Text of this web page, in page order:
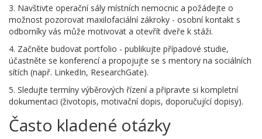
3. Navštivte operační sály místních nemocnic a požádejte o
možnost pozorovat maxilofaciální zákroky - osobní kontakt s
odborníky vás může motivovat a otevřít dveře k stáži.
4. Začněte budovat portfolio - publikujte případové studie,
účastněte se konferencí a propojujte se s mentory na sociálních
sítích (např. LinkedIn, ResearchGate).
5. Sledujte termíny výběrových řízení a připravte si kompletní
dokumentaci (životopis, motivační dopis, doporučující dopisy).
Často kladené otázky